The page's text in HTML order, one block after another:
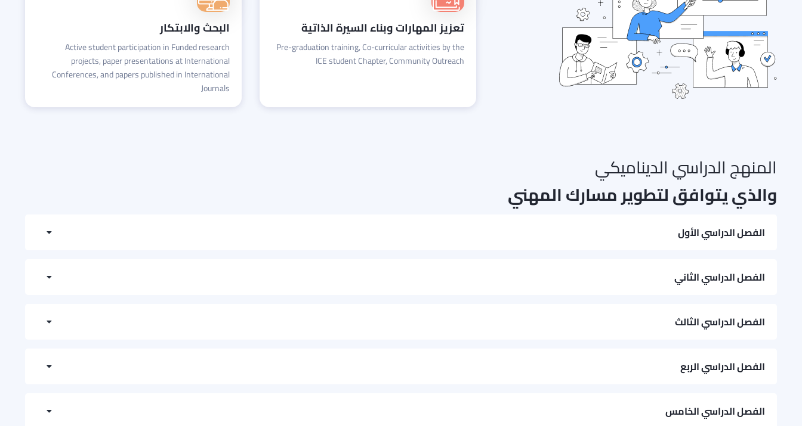
تعزيز المهارات وبناء السيرة الذاتية
Pre-graduation training, Co-curricular activities by the
ICE student Chapter, Community Outreach
البحث والابتكار
Active student participation in Funded research
projects, paper presentations at International
Conferences, and papers published in International
Journals
المنهج الدراسي الديناميكي
والذي يتوافق لتطوير مسارك المهني
الفصل الدراسي الأول
الفصل الدراسي الثاني
الفصل الدراسي الثالث
الفصل الدراسي الربع
الفصل الدراسي الخامس